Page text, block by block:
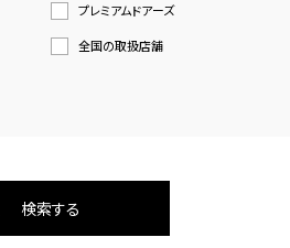
プレミアムドアーズ
全国の取扱店舗
検索する